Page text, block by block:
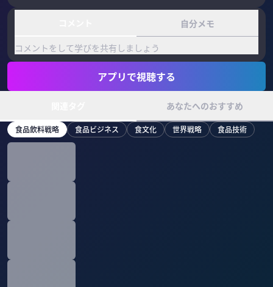
自分メモ
コメントをして学びを共有しましょう
アプリで視聴する
あなたへのおすすめ
食品飲料戦略 食品ビジネス 食文化 世界戦略 食品技術